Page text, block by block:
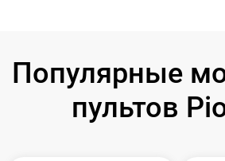
Популярные
пультов